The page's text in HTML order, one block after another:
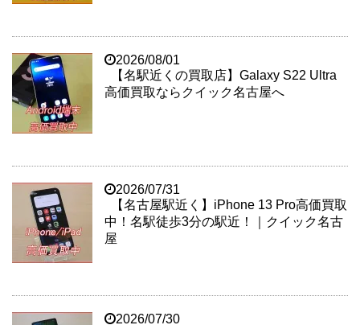
2026/08/01
【名駅近くの買取店】Galaxy S22 Ultra
高価買取ならクイック名古屋へ
2026/07/31
【名古屋駅近く】iPhone 13 Pro高価買取
中！名駅徒歩3分の駅近！｜クイック名古
屋
2026/07/30